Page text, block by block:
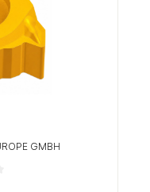
GMBH